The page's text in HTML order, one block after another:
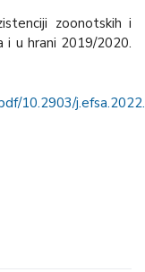
zoonotskih i
i u hrani 2019/2020.
10.2903/